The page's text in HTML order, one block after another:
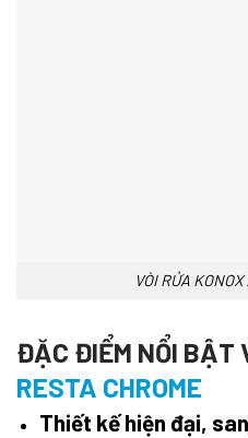
VÒI RỬA
ĐẶC ĐIỂM NỔI BẬT
RESTA CHROME
Thiết kế hiện đại,